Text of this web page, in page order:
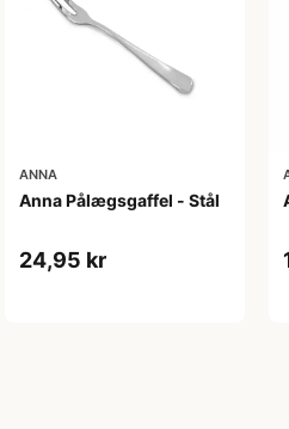
ANNA
Anna Pålægsgaffel - Stål
24,95 kr